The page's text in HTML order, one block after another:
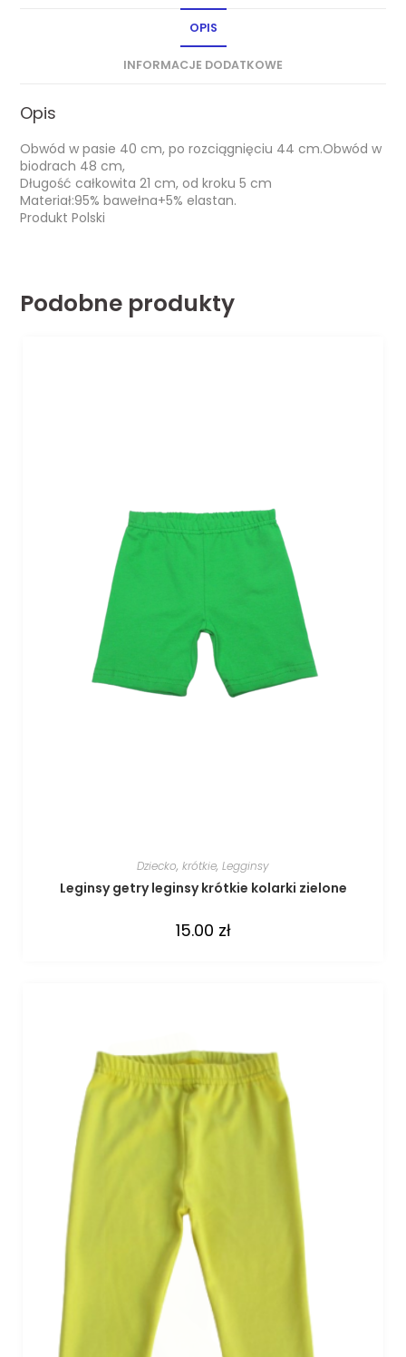
OPIS
INFORMACJE DODATKOWE
Opis
Obwód w pasie 40 cm, po rozciągnięciu 44 cm.Obwód w
biodrach 48 cm,
Długość całkowita 21 cm, od kroku 5 cm
Materiał:95% bawełna+5% elastan.
Produkt Polski
Podobne produkty
Dziecko, krótkie, Legginsy
Leginsy getry leginsy krótkie kolarki zielone
15.00 zł